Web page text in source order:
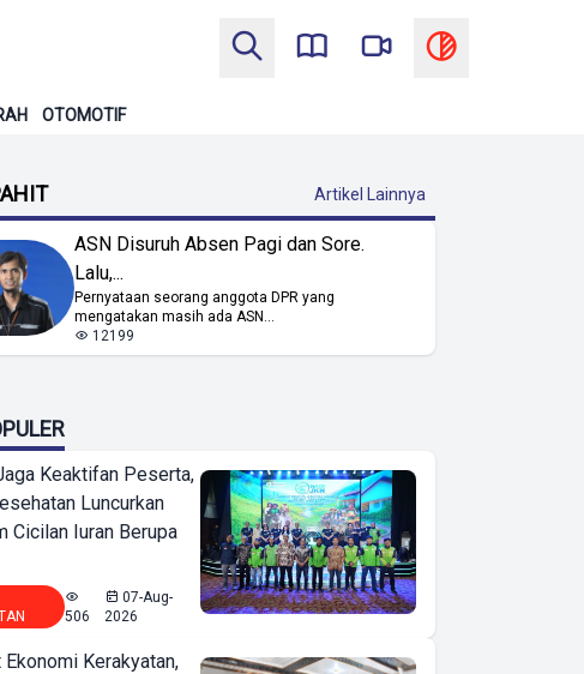
OTOMOTIF
Artikel Lainnya
ASN Disuruh Absen Pagi dan Sore.
Lalu,...
Pernyataan seorang anggota DPR yang
mengatakan masih ada ASN...
12199
Keaktifan Peserta,
Luncurkan
Cicilan Iuran Berupa
506
07-Aug-
2026
Ekonomi Kerakyatan,